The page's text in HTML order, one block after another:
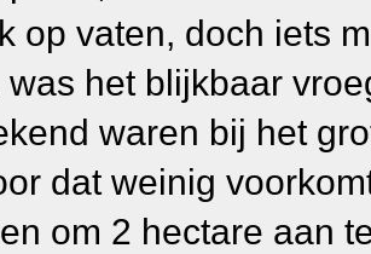
op vaten, doch iets
was het blijkbaar
waren bij het
dat weinig
om 2 hectare aan